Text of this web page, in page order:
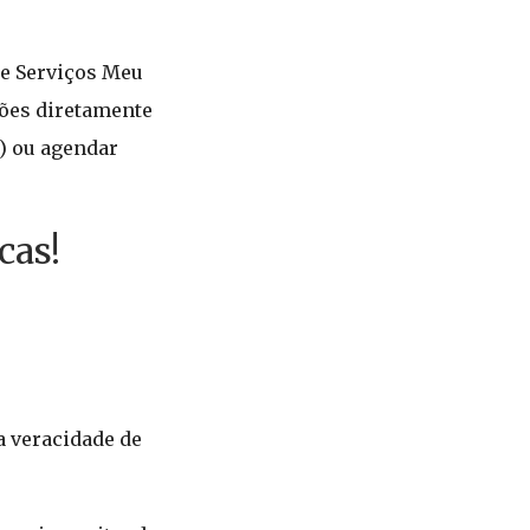
Serviços Meu
diretamente
ou agendar
de